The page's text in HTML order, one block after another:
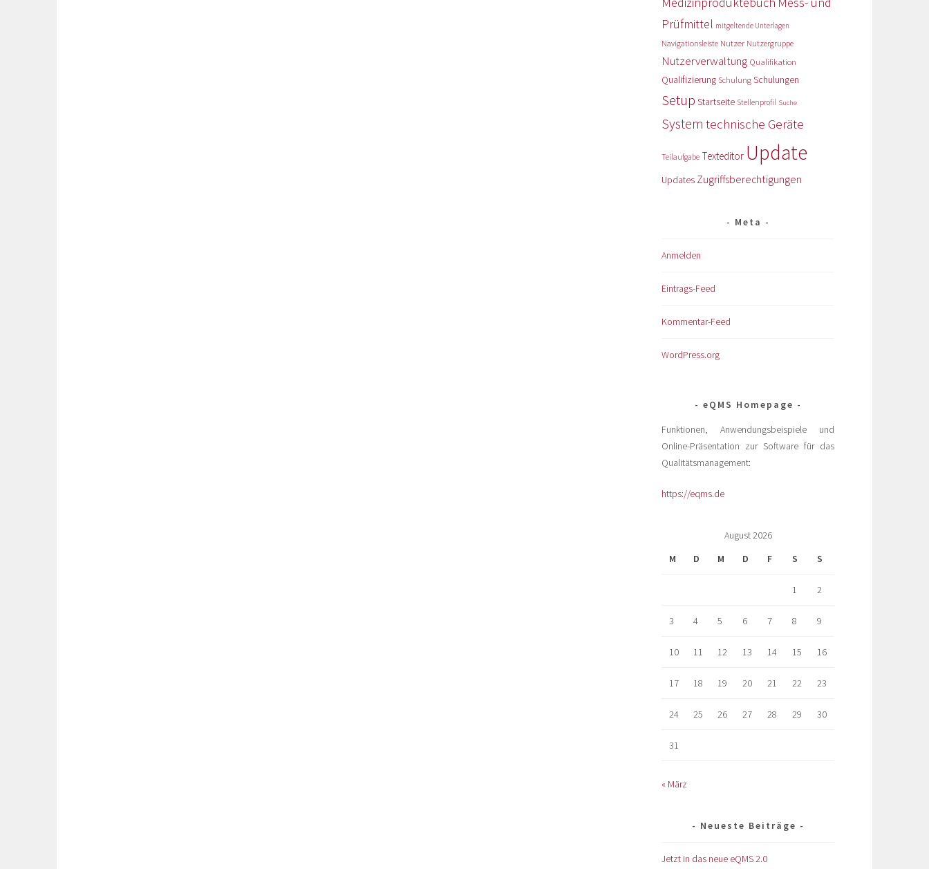
Prüfmittel mitgeltende Unterlagen
Navigationsleiste Nutzer Nutzergruppe
Nutzerverwaltung Qualifikation
Qualifizierung Schulung Schulungen
Setup Startseite Stellenprofil Suche
System technische Geräte
Teilaufgabe Texteditor Update
Updates Zugriffsberechtigungen
Meta
Anmelden
Eintrags-Feed
Kommentar-Feed
WordPress.org
eQMS Homepage
Funktionen, Anwendungsbeispiele und
Online-Präsentation zur Software für das
Qualitätsmanagement:
https://eqms.de
August 2026
M
D M D F S S
1 2
3 4 5 6 7 8 9
10 11 12 13 14 15 16
17 18 19 20 21 22 23
24 25 26 27 28 29 30
31
« März
Neueste Beiträge
Jetzt in das neue eQMS 2.0